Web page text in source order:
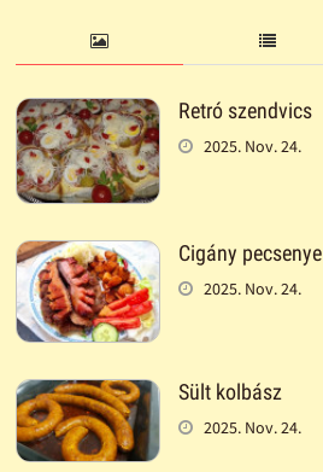
Retró szendvics
2025. Nov. 24.
Cigány pecsenye
2025. Nov. 24.
Sült kolbász
2025. Nov. 24.